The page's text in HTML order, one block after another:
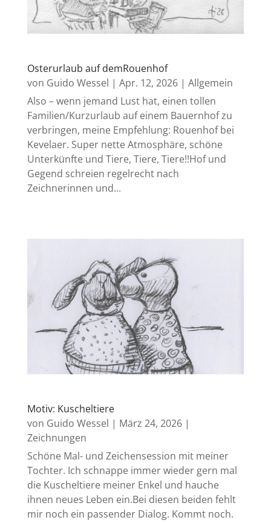
Osterurlaub auf demRouenhof
von Guido Wessel | Apr. 12, 2026| Allgemein
Also – wenn jemand Lust hat, einen tollen
Familien/Kurzurlaub auf einem Bauernhof zu
verbringen, meine Empfehlung: Rouenhof bei
Kevelaer. Super nette Atmosphäre, schöne
Unterkünfte und Tiere, Tiere, Tiere!!Hof und
Gegend schreien regelrecht nach
Zeichnerinnen und...
Motiv: Kuscheltiere
von Guido Wessel | März 24, 2026|
Zeichnungen
Schöne Mal- und Zeichensession mit meiner
Tochter. Ich schnappe immer wieder gern mal
die Kuscheltiere meiner Enkel und hauche
ihnen neues Leben ein.Bei diesen beiden fehlt
mir noch ein passender Dialog. Kommt noch.